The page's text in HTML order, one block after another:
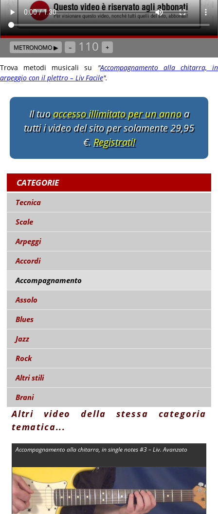
METRONOMO ▶ – 110 +
Trova metodi musicali su "Accompagnamento alla chitarra, in
arpeggio con il plettro – Liv Facile".
Il tuoaccesso illimitato per un annoa
tutti i video del sito per solamente 29,95
€. Registrati!
CATEGORIE
Tecnica
Scale
Arpeggi
Accordi
Accompagnamento
Assolo
Blues
Jazz
Rock
Altri stili
Brani
Altri video della stessa categoria
tematica...
Accompagnamento alla chitarra, in single notes #3 – Liv. Avanzato